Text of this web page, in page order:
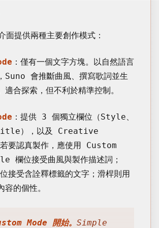
面提供兩種主要創作模式：
：僅有一個文字方塊。以自然語言
Suno 會推斷曲風、撰寫歌詞並生
適合探索，但不利於精準控制。
：提供 3 個獨立欄位（Style、
），以及 Creative
認真製作，應使用 Custom
欄位接受曲風與製作描述詞；
受含詮釋標籤的文字；滑桿則用
容的個性。
Mode 開始。Simple